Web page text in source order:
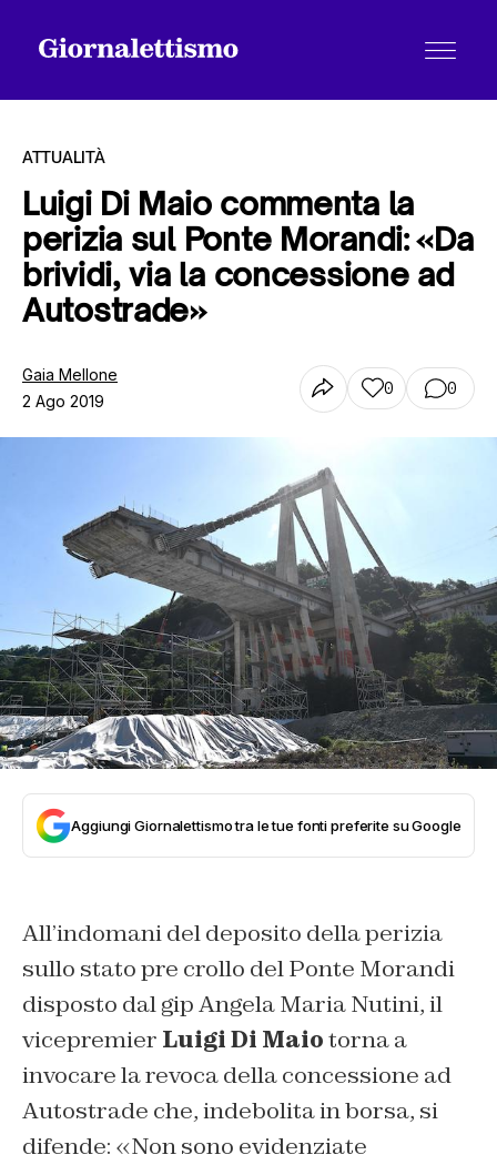
Tutti gli articoli
Contatti
ATTUALITÀ
Luigi Di Maio commenta la
perizia sul Ponte Morandi: «Da
brividi, via la concessione ad
Autostrade»
Gaia Mellone
2 Ago 2019
0 0
Aggiungi Giornalettismo tra le tue fonti preferite su Google
All’indomani del deposito della perizia
sullo stato pre crollo del Ponte Morandi
disposto dal gip Angela Maria Nutini, il
vicepremier Luigi Di Maiotorna a
invocare la revoca della concessione ad
Autostrade che, indebolita in borsa, si
difende: «Non sono evidenziate